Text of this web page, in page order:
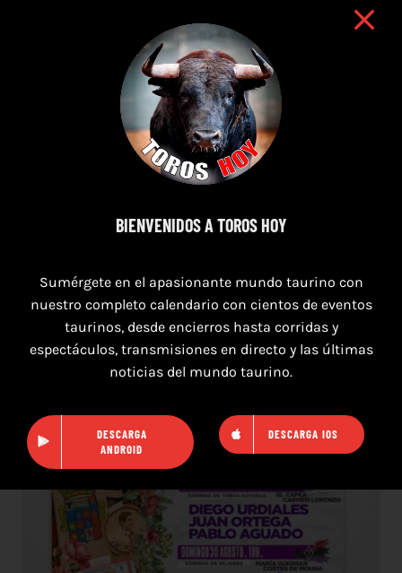
BIENVENIDOS A TOROS HOY
Sumérgete en el apasionante mundo taurino con
nuestro completo calendario con cientos de eventos
taurinos, desde encierros hasta corridas y
espectáculos, transmisiones en directo y las últimas
noticias del mundo taurino.
DESCARGA
ANDROID
DESCARGA IOS